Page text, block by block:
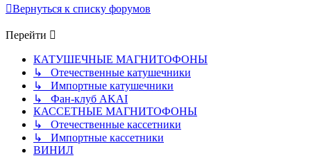
Вернуться к списку форумов
Перейти
КАТУШЕЧНЫЕ МАГНИТОФОНЫ
↳ Отечественные катушечники
↳ Импортные катушечники
↳ Фан-клуб AKAI
КАССЕТНЫЕ МАГНИТОФОНЫ
↳ Отечественные кассетники
↳ Импортные кассетники
ВИНИЛ